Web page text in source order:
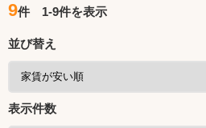
9件 1-9件を表示
並び替え
表示件数